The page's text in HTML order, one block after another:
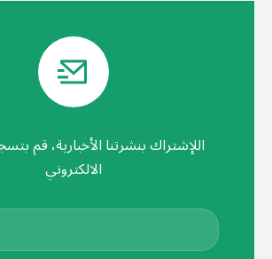
اللإشتراك بنشرتنا الأخبارية، قم
الالكتروني